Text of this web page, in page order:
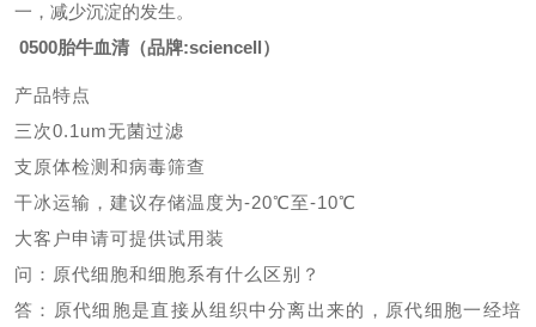
一，减少沉淀的发生。
0500胎牛血清（品牌:sciencell）
产品特点
三次0.1um无菌过滤
支原体检测和病毒筛查
干冰运输，建议存储温度为-20℃至-10℃
大客户申请可提供试用装
问：原代细胞和细胞系有什么区别？
答：原代细胞是直接从组织中分离出来的，原代细胞一经培